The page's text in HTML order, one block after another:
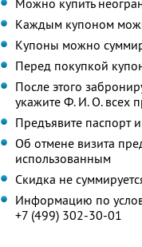
Можно купить
Каждым купоном
Купоны можно
Перед покупкой
После этого
укажите Ф. И. О.всех
Предъявите паспорт
Об отмене визита
использованным
Скидка не
Информацию по
+7 (499) 302-30-01